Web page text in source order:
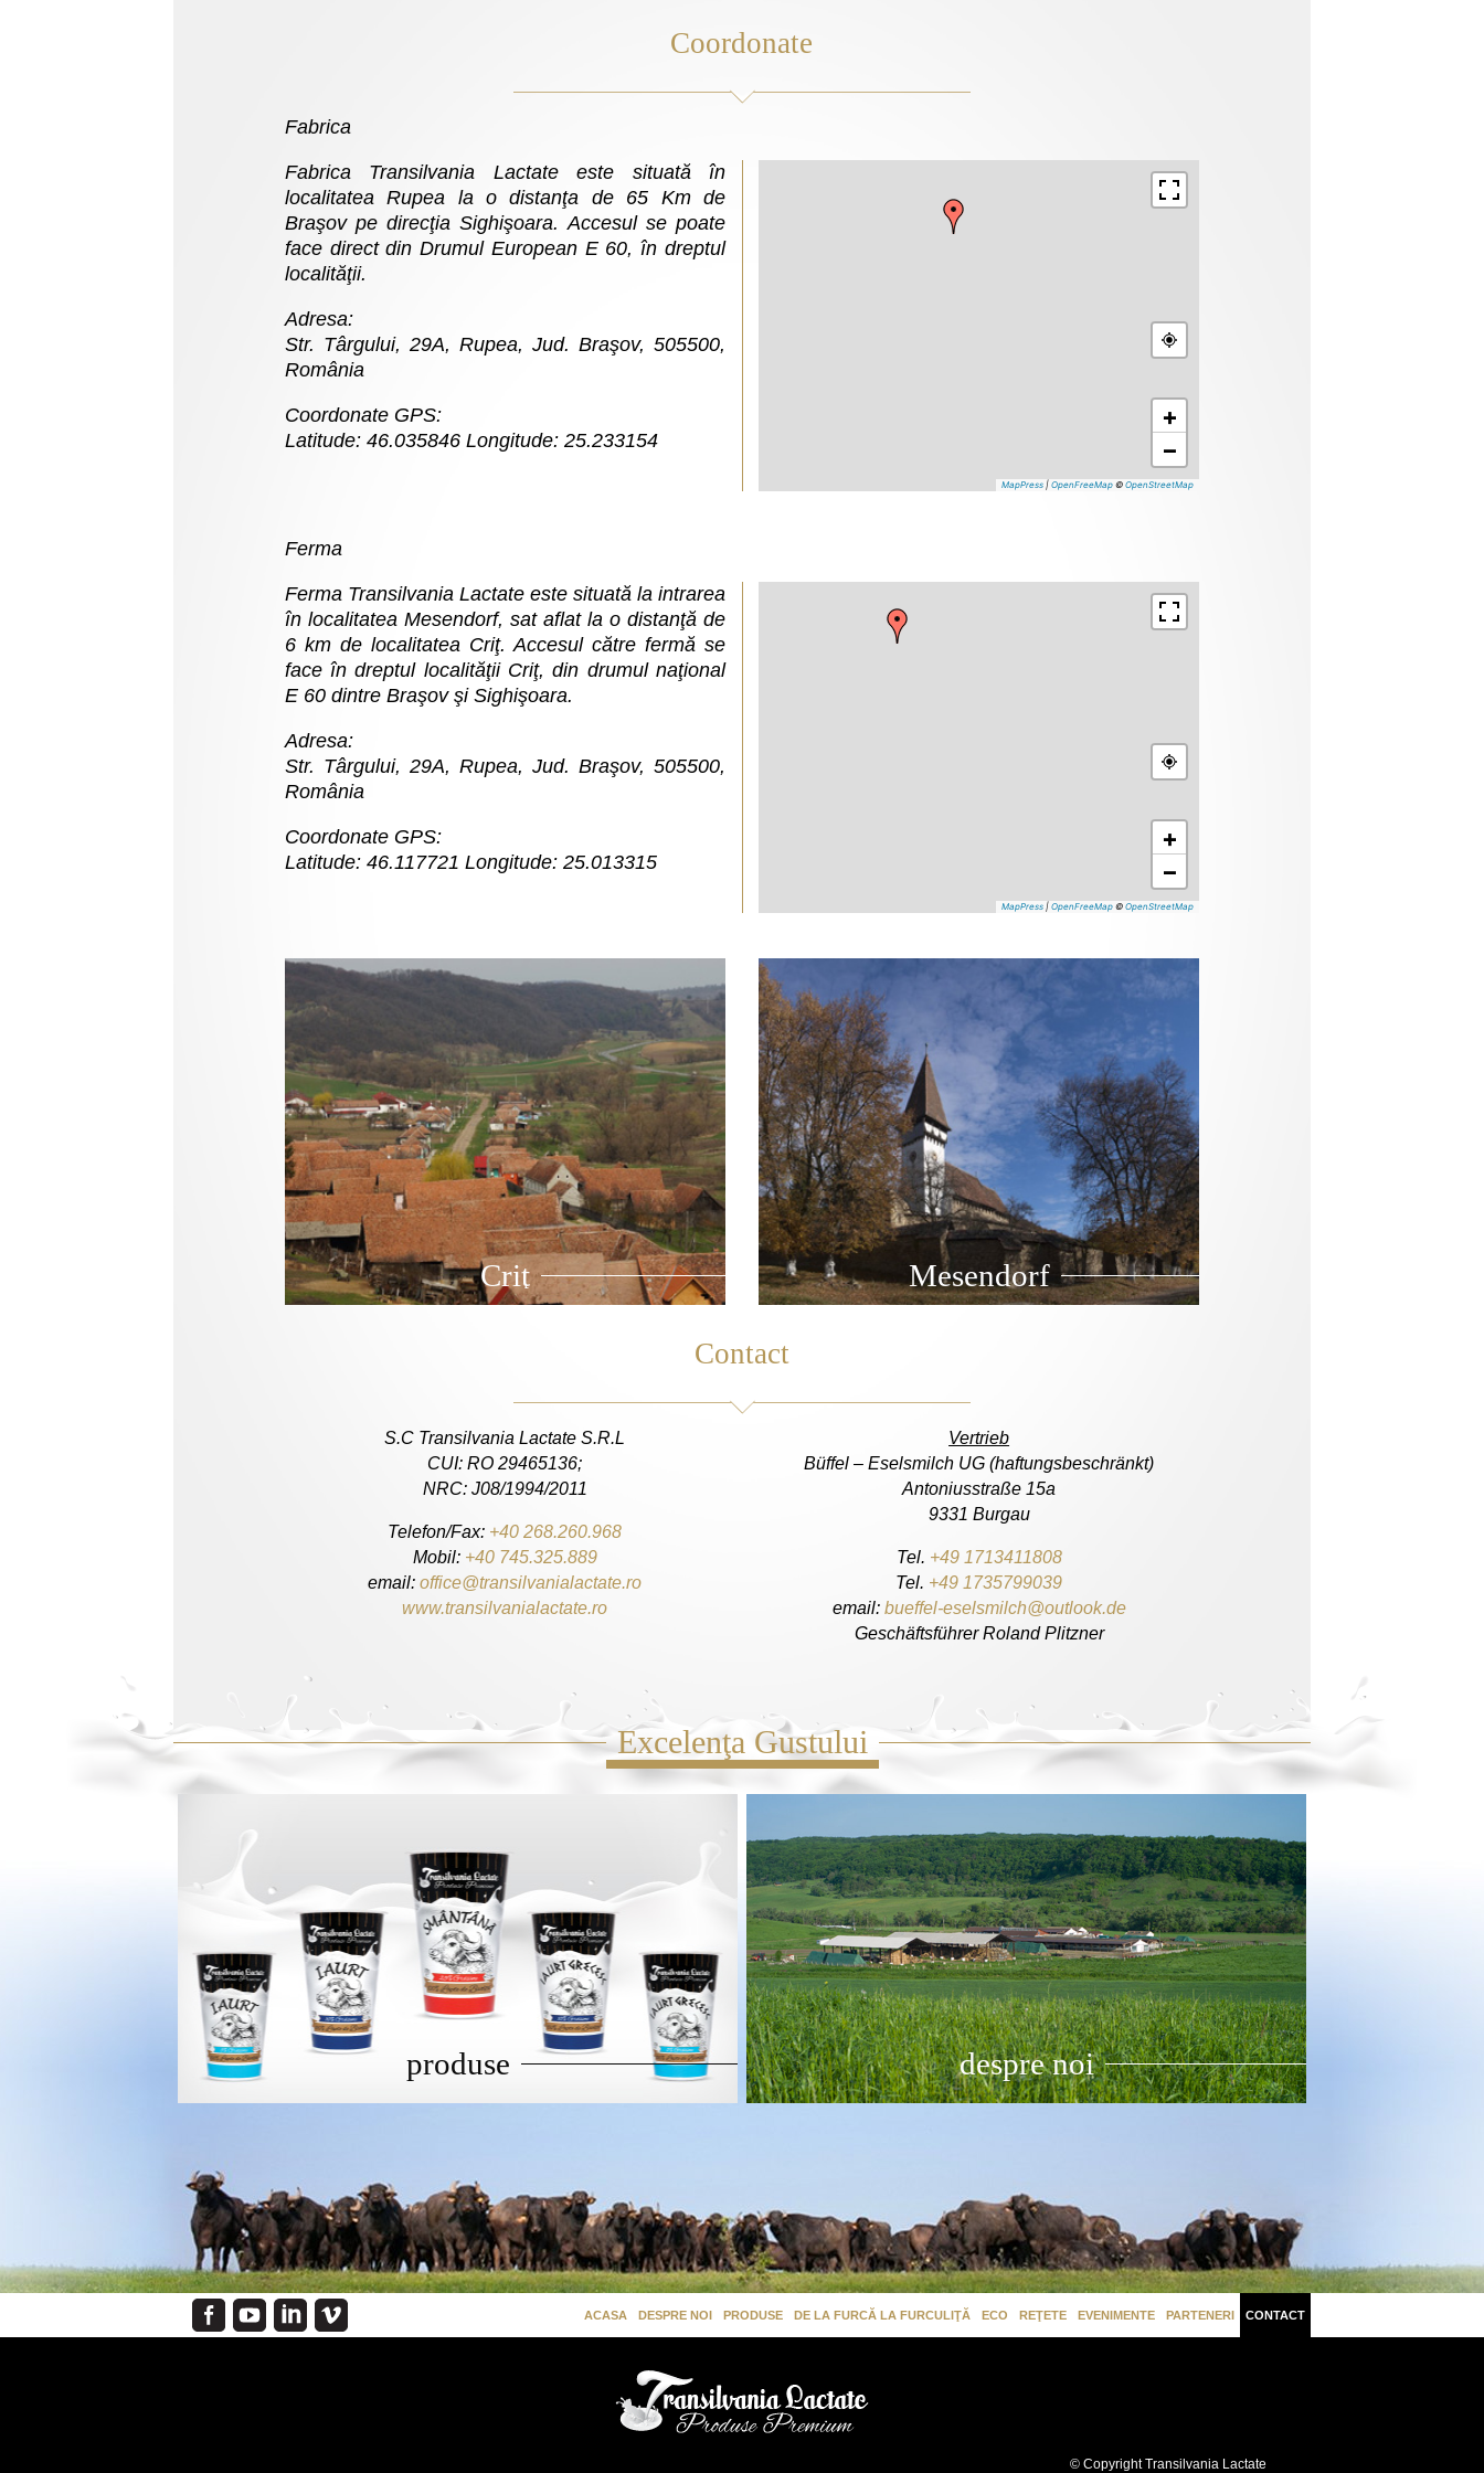
Coordonate
Fabrica
Fabrica Transilvania Lactate este situată în
localitatea Rupea la o distanţa de 65 Km de
Braşov pe direcţia Sighişoara. Accesul se poate
face direct din Drumul European E 60, în dreptul
localităţii.
Adresa:
Str. Târgului, 29A, Rupea, Jud. Braşov, 505500,
România
Coordonate GPS:
Latitude: 46.035846 Longitude: 25.233154
+
−
MapPress | OpenFreeMap ©OpenStreetMap
Ferma
Ferma Transilvania Lactate este situată la intrarea
în localitatea Mesendorf, sat aflat la o distanţă de
6 km de localitatea Criţ. Accesul către fermă se
face în dreptul localităţii Criţ, din drumul naţional
E 60 dintre Braşov şi Sighişoara.
Adresa:
Str. Târgului, 29A, Rupea, Jud. Braşov, 505500,
România
Coordonate GPS:
Latitude: 46.117721 Longitude: 25.013315
+
−
MapPress | OpenFreeMap ©OpenStreetMap
Criţ Mesendorf
Contact
S.C Transilvania Lactate S.R.L
CUI: RO 29465136;
NRC: J08/1994/2011
Telefon/Fax: +40 268.260.968
Mobil: +40 745.325.889
email:office@transilvanialactate.ro
www.transilvanialactate.ro
Vertrieb
Büffel – Eselsmilch UG (haftungsbeschränkt)
Antoniusstraße 15a
9331 Burgau
Tel. +49 1713411808
Tel. +49 1735799039
email: bueffel-eselsmilch@outlook.de
Geschäftsführer Roland Plitzner
Excelenţa Gustului
produse despre noi
ACASA DESPRE NOI PRODUSE DE LA FURCĂ LA FURCULIŢĂ ECO REŢETE EVENIMENTE PARTENERI CONTACT
© Copyright Transilvania Lactate